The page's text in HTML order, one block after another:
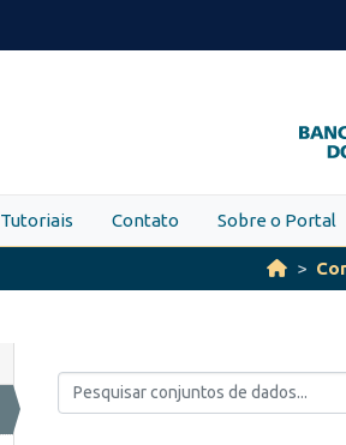
Tutoriais Contato Sobre o Portal